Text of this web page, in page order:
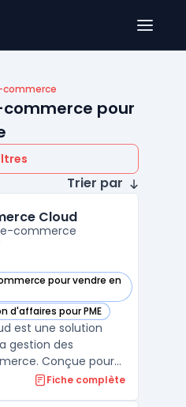
pour
Trier par
Cloud
commerce
pour vendre en
Cloud dans cette catégorie
d'affaires pour PME
dans cette catégorie
est une solution
gestion des
Conçue pour
des entreprises
Fiche complète